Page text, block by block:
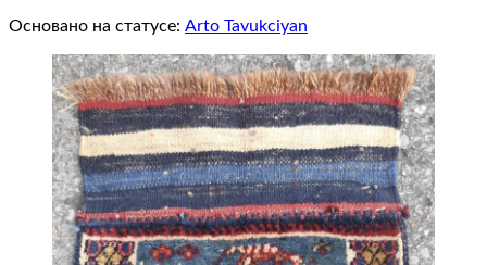
Основано на статусе: Arto Tavukciyan